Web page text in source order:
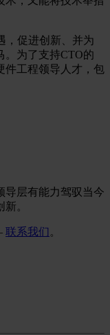
，促进创新、并为
。为了支持CTO的
件工程领导人才，包
导层有能力驾驭当今
。
联系我们 。